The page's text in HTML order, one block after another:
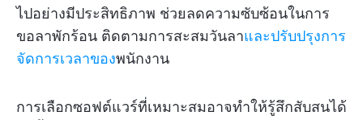
ไปอย่างมีประสิทธิภาพ ช่วยลดความซับซ้อนในการ
ขอลาพักร้อน ติดตามการสะสมวันลาและปรับปรุงการ
จัดการเวลาของพนักงาน
การเลือกซอฟต์แวร์ที่เหมาะสมอาจทำให้รู้สึกสับสนได้